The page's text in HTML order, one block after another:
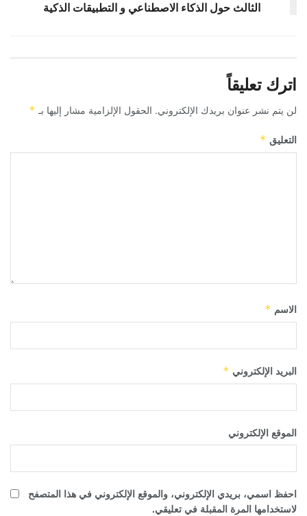
الثالث حول الذكاء الاصطناعي و التطبيقات الذكية
اترك تعليقاً
لن يتم نشر عنوان بريدك الإلكتروني. الحقول الإلزامية مشار إليها بـ *
التعليق *
الاسم *
البريد الإلكتروني *
الموقع الإلكتروني
احفظ اسمي، بريدي الإلكتروني، والموقع الإلكتروني في هذا المتصفح
لاستخدامها المرة المقبلة في تعليقي.